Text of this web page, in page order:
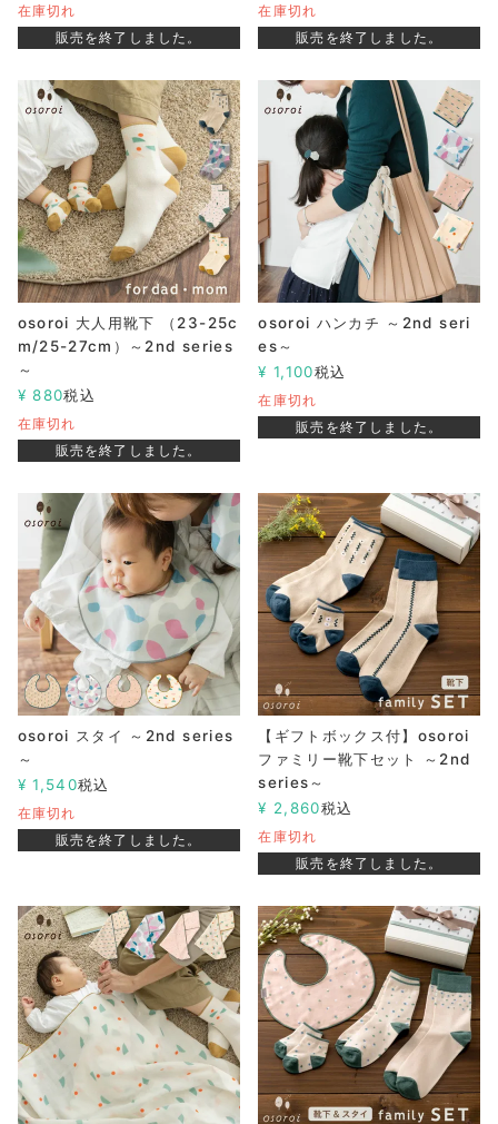
在庫切れ
販売を終了しました。
在庫切れ
販売を終了しました。
osoroi 大人用靴下 （23-25c
m/25-27cm）～2nd series
～
¥ 880税込
在庫切れ
販売を終了しました。
osoroi ハンカチ ～2nd seri
es～
¥ 1,100税込
在庫切れ
販売を終了しました。
osoroi スタイ ～2nd series
～
¥ 1,540税込
在庫切れ
販売を終了しました。
【ギフトボックス付】osoroi
ファミリー靴下セット ～2nd
series～
¥ 2,860税込
在庫切れ
販売を終了しました。